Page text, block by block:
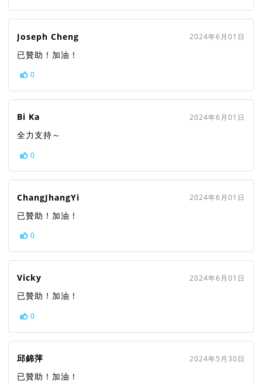
Joseph Cheng 2024年6月01日
已贊助！加油！
0
Bi Ka 2024年6月01日
全力支持～
0
ChangJhangYi 2024年6月01日
已贊助！加油！
0
Vicky 2024年6月01日
已贊助！加油！
0
邱錦萍 2024年5月30日
已贊助！加油！